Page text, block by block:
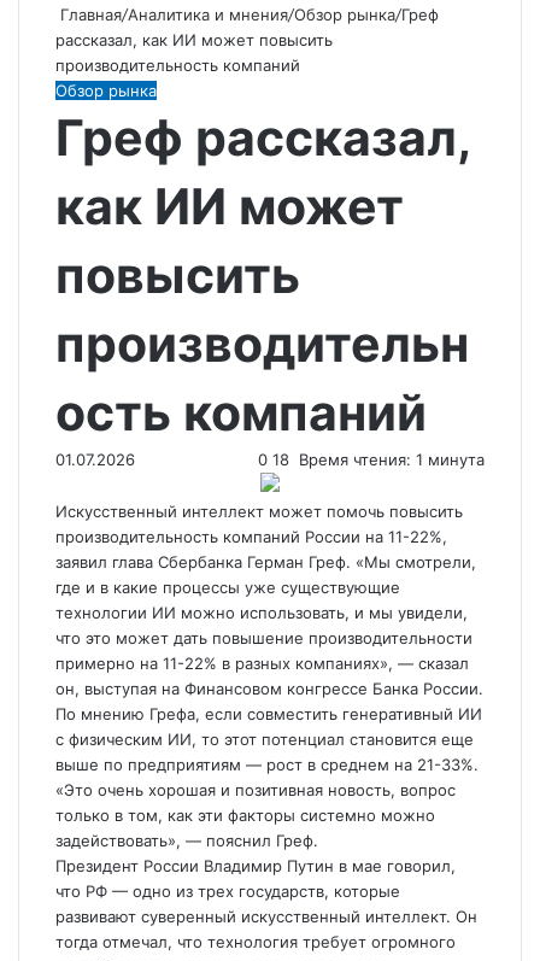
Главная/Аналитика и мнения/Обзор рынка/Греф
рассказал, как ИИ может повысить
производительность компаний
Обзор рынка
Греф рассказал,
как ИИ может
повысить
производительн
ость компаний
01.07.2026 0 18 Время чтения: 1 минута
Искусственный интеллект может помочь повысить
производительность компаний России на 11-22%,
заявил глава Сбербанка Герман Греф. «Мы смотрели,
где и в какие процессы уже существующие
технологии ИИ можно использовать, и мы увидели,
что это может дать повышение производительности
примерно на 11-22% в разных компаниях», — сказал
он, выступая на Финансовом конгрессе Банка России.
По мнению Грефа, если совместить генеративный ИИ
с физическим ИИ, то этот потенциал становится еще
выше по предприятиям — рост в среднем на 21-33%.
«Это очень хорошая и позитивная новость, вопрос
только в том, как эти факторы системно можно
задействовать», — пояснил Греф.
Президент России Владимир Путин в мае говорил,
что РФ — одно из трех государств, которые
развивают суверенный искусственный интеллект. Он
тогда отмечал, что технология требует огромного